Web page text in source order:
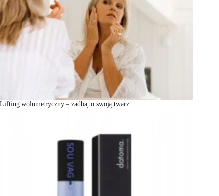
Lifting wolumetryczny – zadbaj o swoją twarz